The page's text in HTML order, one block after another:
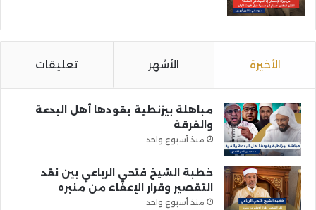
الأخيرة الأشهر تعليقات
مباهلة بيزنطية يقودها أهل البدعة
والفرقة
منذ أسبوع واحد
خطبة الشيخ فتحي الرباعي بين نقد
التقصير وقرار الإعفاء من منبره
منذ أسبوع واحد